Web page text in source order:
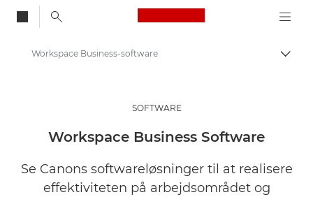
Canon Logo, back
Skift
Erhvervsprodukter
Workspace Business-software
SOFTWARE
Workspace Business Software
Se Canons softwareløsninger til at realisere
effektiviteten på arbejdsområdet og